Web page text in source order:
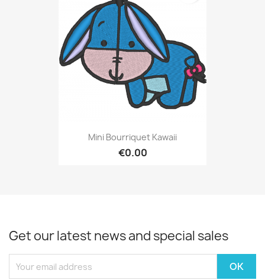
Mini Bourriquet Kawaii
€0.00
Get our latest news and special sales